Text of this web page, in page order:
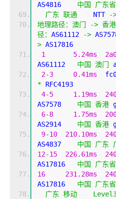
AS4816 中国 广东省
广东 联通
    NTT
-
地理路径：澳门
-> 香港
径： AS61112 ->
> AS17816
1
5.24ms
AS61112 中国 澳门
2-3 0.41ms
* RFC4193
4-5 1.19ms
AS7578 中国 香港
6-8 1.75ms
AS2914 中国 香港
9-10 210.10ms
AS4837 中国 广东
12-15 226.61ms
AS17816 中国 广东省
16
231.28ms
AS17816 中国 广东省
广东 移动